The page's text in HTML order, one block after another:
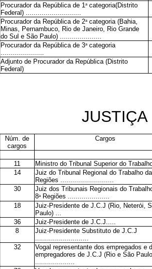
Procurador da República de 1acategoria(Distrito
Federal) ............................
Procurador da República de 2acategoria (Bahia,
Minas, Pernambuco, Rio de Janeiro, Rio Grande
do Sul e São Paulo) .....................
Procurador da República de 3acategoria
......................
Adjunto de Procurador da República (Distrito
Federal)
JUSTIÇA
Núm. de
cargos
Cargos
11
Ministro do Tribunal Superior do
14
Juiz do Tribunal Regional do Trabalho
Regiões ...........................
30
Juiz dos Tribunais Regionais do
8aRegiões .....................
18
Juiz-Presidente de J.C.J (Rio, Neterói,
Paulo) ...
36
Juiz-Presidente de J.C.J.....
8
Juiz-Presidente Substituto de J.C.J
...........................
32
Vogal representante dos empregados e
empregadores de J.C.J (Rio e São
....................